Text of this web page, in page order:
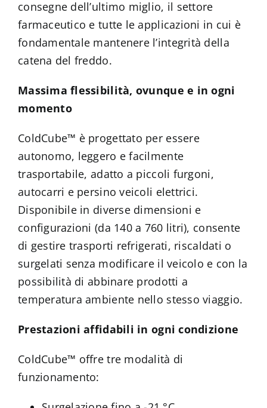
consegne dell’ultimo miglio, il settore
farmaceutico e tutte le applicazioni in cui è
fondamentale mantenere l’integrità della
catena del freddo.
Massima flessibilità, ovunque e in ogni
momento
ColdCube™ è progettato per essere
autonomo, leggero e facilmente
trasportabile, adatto a piccoli furgoni,
autocarri e persino veicoli elettrici.
Disponibile in diverse dimensioni e
configurazioni (da 140 a 760 litri), consente
di gestire trasporti refrigerati, riscaldati o
surgelati senza modificare il veicolo e con la
possibilità di abbinare prodotti a
temperatura ambiente nello stesso viaggio.
Prestazioni affidabili in ogni condizione
ColdCube™ offre tre modalità di
funzionamento: